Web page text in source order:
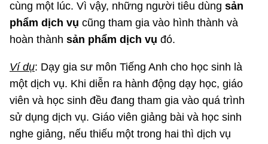
cùng một lúc. Vì vậy, những người tiêu dùng sản
phẩm dịch vụ cũng tham gia vào hình thành và
hoàn thành sản phẩm dịch vụ đó.
Ví dụ: Dạy gia sư môn Tiếng Anh cho học sinh là
một dịch vụ. Khi diễn ra hành động dạy học, giáo
viên và học sinh đều đang tham gia vào quá trình
sử dụng dịch vụ. Giáo viên giảng bài và học sinh
nghe giảng, nếu thiếu một trong hai thì dịch vụ